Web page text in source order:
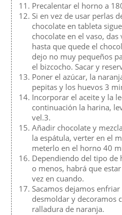
Precalentar el horno a
Si en vez de usar perlas
chocolate en tableta
chocolate en el vaso,
hasta que quede el
dejo no muy pequeños
el bizcocho. Sacar y
Poner el azúcar, la
pepitas y los huevos 3
Incorporar el aceite y la
continuación la harina,
vel.3.
Añadir chocolate y
la espátula, verter en el
meterlo en el horno 40
Dependiendo del tipo de
o menos, habrá que
vez en cuando.
Sacamos dejamos
desmoldar y decoramos
ralladura de naranja.